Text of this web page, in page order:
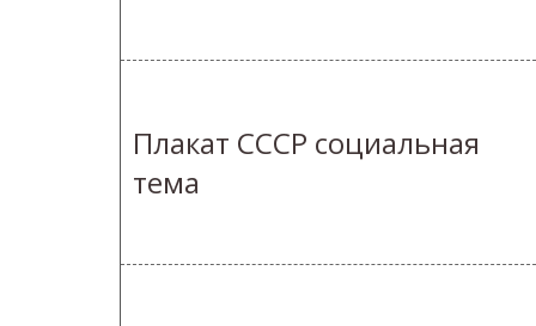
Плакат СССР социальная
тема